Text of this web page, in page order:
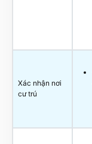
Xác nhận nơi
cư trú